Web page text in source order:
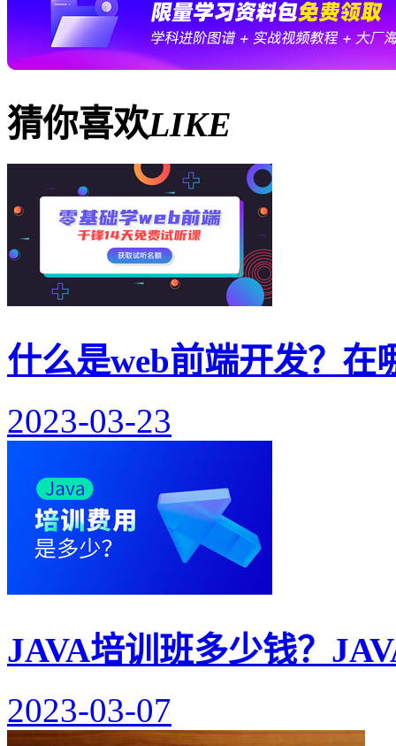
猜你喜欢LIKE
什么是web前端开发？在
2023-03-23
JAVA培训班多少钱？
2023-03-07